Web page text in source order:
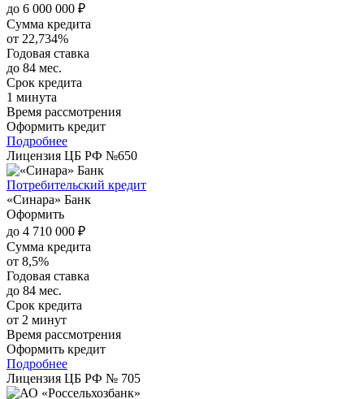
до 6 000 000 ₽
Сумма кредита
от 22,734%
Годовая ставка
до 84 мес.
Срок кредита
1 минута
Время рассмотрения
Оформить кредит
Подробнее
Лицензия ЦБ РФ №650
Потребительский кредит
«Синара» Банк
Оформить
до 4 710 000 ₽
Сумма кредита
от 8,5%
Годовая ставка
до 84 мес.
Срок кредита
от 2 минут
Время рассмотрения
Оформить кредит
Подробнее
Лицензия ЦБ РФ № 705